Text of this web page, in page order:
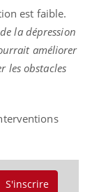
est faible.
la dépression
améliorer
les obstacles
S'inscrire
diabète de type 2
les soignants.